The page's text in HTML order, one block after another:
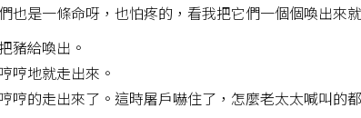
是一條命呀，也怕疼的，看我把它們一個個喚出來就
豬給喚出。
地就走出來。
的走出來了。這時屠戶嚇住了，怎麼老太太喊叫的